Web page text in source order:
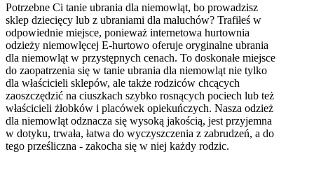
Potrzebne Ci tanie ubrania dla niemowląt, bo prowadzisz
sklep dziecięcy lub z ubraniami dla maluchów? Trafiłeś w
odpowiednie miejsce, ponieważ internetowa hurtownia
odzieży niemowlęcej E-hurtowo oferuje oryginalne ubrania
dla niemowląt w przystępnych cenach. To doskonałe miejsce
do zaopatrzenia się w tanie ubrania dla niemowląt nie tylko
dla właścicieli sklepów, ale także rodziców chcących
zaoszczędzić na ciuszkach szybko rosnących pociech lub też
właścicieli żłobków i placówek opiekuńczych. Nasza odzież
dla niemowląt odznacza się wysoką jakością, jest przyjemna
w dotyku, trwała, łatwa do wyczyszczenia z zabrudzeń, a do
tego prześliczna - zakocha się w niej każdy rodzic.